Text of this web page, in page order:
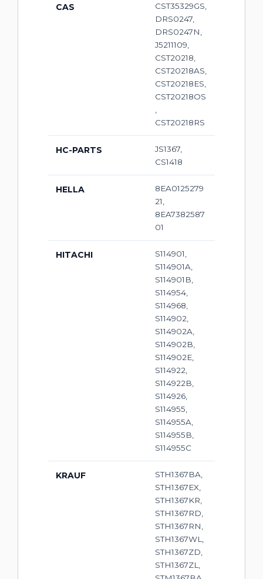
CAS
CST35329GS,
DRS0247,
DRS0247N,
J5211109,
CST20218,
CST20218AS,
CST20218ES,
CST20218OS
,
CST20218RS
HC-PARTS
JS1367,
CS1418
HELLA
8EA0125279
21,
8EA7382587
01
HITACHI
S114901,
S114901A,
S114901B,
S114954,
S114968,
S114902,
S114902A,
S114902B,
S114902E,
S114922,
S114922B,
S114926,
S114955,
S114955A,
S114955B,
S114955C
KRAUF
STH1367BA,
STH1367EX,
STH1367KR,
STH1367RD,
STH1367RN,
STH1367WL,
STH1367ZD,
STH1367ZL,